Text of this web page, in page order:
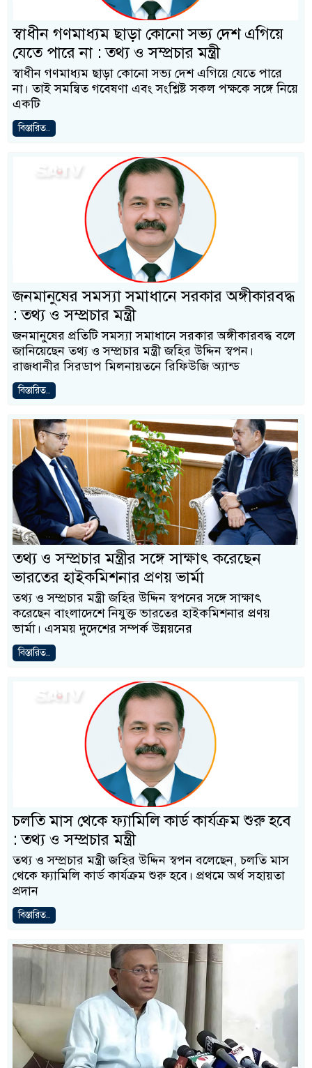
স্বাধীন গণমাধ্যম ছাড়া কোনো সভ্য দেশ এগিয়ে
যেতে পারে না : তথ্য ও সম্প্রচার মন্ত্রী
স্বাধীন গণমাধ্যম ছাড়া কোনো সভ্য দেশ এগিয়ে যেতে পারে
না। তাই সমন্বিত গবেষণা এবং সংশ্লিষ্ট সকল পক্ষকে সঙ্গে নিয়ে
একটি
বিস্তারিত..
জনমানুষের সমস্যা সমাধানে সরকার অঙ্গীকারবদ্ধ
: তথ্য ও সম্প্রচার মন্ত্রী
জনমানুষের প্রতিটি সমস্যা সমাধানে সরকার অঙ্গীকারবদ্ধ বলে
জানিয়েছেন তথ্য ও সম্প্রচার মন্ত্রী জহির উদ্দিন স্বপন।
রাজধানীর সিরডাপ মিলনায়তনে রিফিউজি অ্যান্ড
বিস্তারিত..
তথ্য ও সম্প্রচার মন্ত্রীর সঙ্গে সাক্ষাৎ করেছেন
ভারতের হাইকমিশনার প্রণয় ভার্মা
তথ্য ও সম্প্রচার মন্ত্রী জহির উদ্দিন স্বপনের সঙ্গে সাক্ষাৎ
করেছেন বাংলাদেশে নিযুক্ত ভারতের হাইকমিশনার প্রণয়
ভার্মা। এসময় দুদেশের সম্পর্ক উন্নয়নের
বিস্তারিত..
চলতি মাস থেকে ফ্যামিলি কার্ড কার্যক্রম শুরু হবে
: তথ্য ও সম্প্রচার মন্ত্রী
তথ্য ও সম্প্রচার মন্ত্রী জহির উদ্দিন স্বপন বলেছেন, চলতি মাস
থেকে ফ্যামিলি কার্ড কার্যক্রম শুরু হবে। প্রথমে অর্থ সহায়তা
প্রদান
বিস্তারিত..